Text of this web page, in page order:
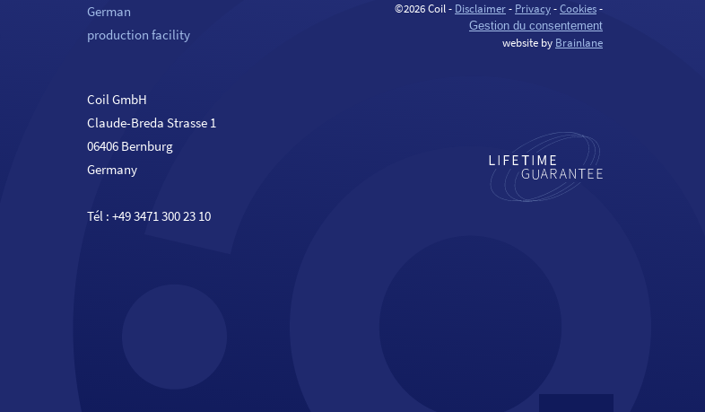
German
production facility
Coil GmbH
Claude-Breda Strasse 1
06406 Bernburg
Germany
Tél :+49 3471 300 23 10
©2026 Coil - Disclaimer- Privacy-Cookies-
Gestion du consentement
website by Brainlane